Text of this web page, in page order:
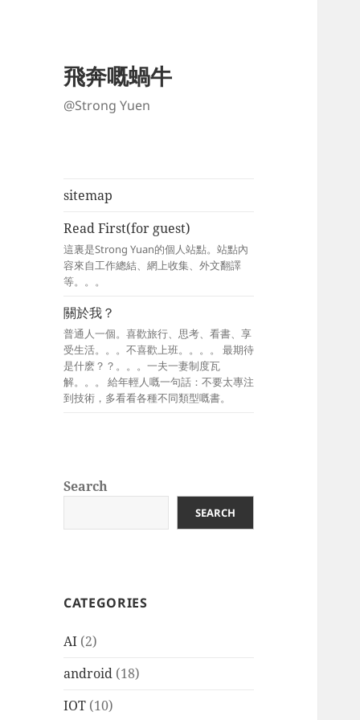
飛奔嘅蝸牛
@Strong Yuen
sitemap
Read First(for guest)
這裏是Strong Yuan的個人站點。站點內
容來自工作總結、網上收集、外文翻譯
等。。。
關於我？
普通人一個。喜歡旅行、思考、看書、享
受生活。。。不喜歡上班。。。。 最期待
是什麽？？。。。一夫一妻制度瓦
解。。。 給年輕人嘅一句話：不要太專注
到技術，多看看各種不同類型嘅書。
Search
SEARCH
CATEGORIES
AI (2)
android (18)
IOT (10)